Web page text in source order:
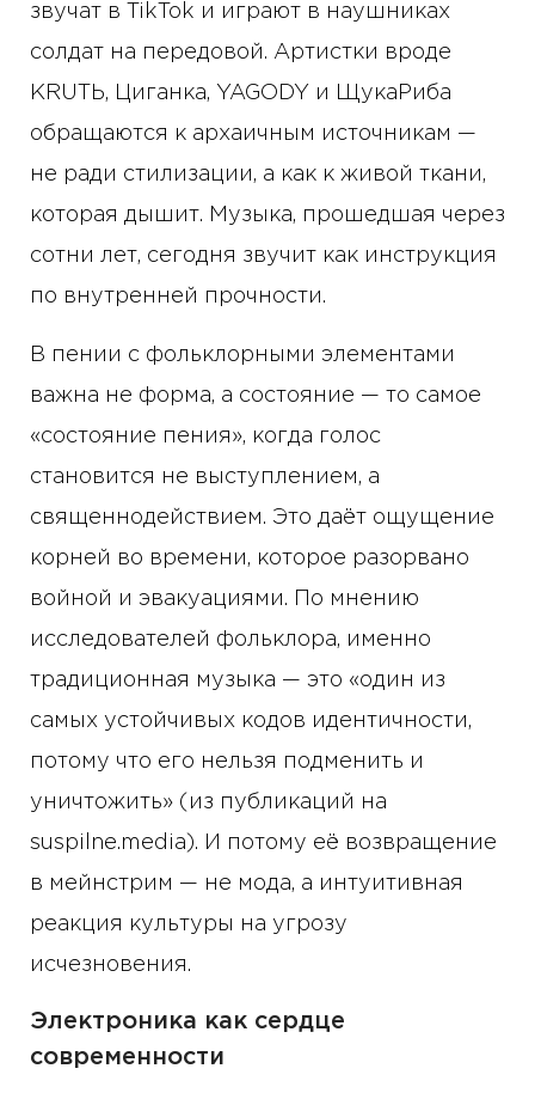
звучат в TikTok и играют в наушниках
солдат на передовой. Артистки вроде
KRUTЬ, Циганка, YAGODY и ЩукаРиба
обращаются к архаичным источникам —
не ради стилизации, а как к живой ткани,
которая дышит. Музыка, прошедшая через
сотни лет, сегодня звучит как инструкция
по внутренней прочности.
В пении с фольклорными элементами
важна не форма, а состояние — то самое
«состояние пения», когда голос
становится не выступлением, а
священнодействием. Это даёт ощущение
корней во времени, которое разорвано
войной и эвакуациями. По мнению
исследователей фольклора, именно
традиционная музыка — это «один из
самых устойчивых кодов идентичности,
потому что его нельзя подменить и
уничтожить» (из публикаций на
suspilne.media). И потому её возвращение
в мейнстрим — не мода, а интуитивная
реакция культуры на угрозу
исчезновения.
Электроника как сердце
современности